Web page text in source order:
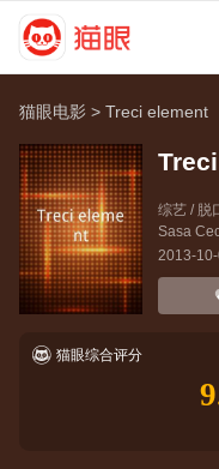
猫眼电影 >Treci element
综艺 / 脱
Sasa
2013-
猫眼综合评分